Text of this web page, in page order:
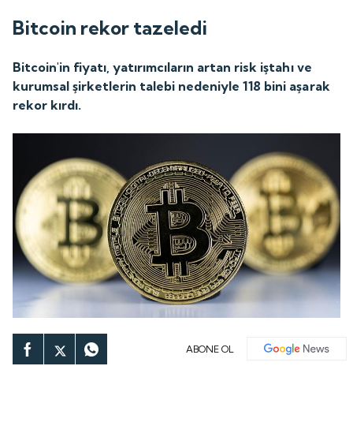
Bitcoin rekor tazeledi
Bitcoin'in fiyatı, yatırımcıların artan risk iştahı ve
kurumsal şirketlerin talebi nedeniyle 118 bini aşarak
rekor kırdı.
ABONE OL